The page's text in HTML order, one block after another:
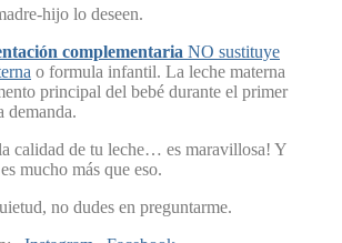
hijo lo deseen.
complementaria NO sustituye
o formula infantil. La leche materna
principal del bebé durante el primer
demanda.
calidad de tu leche… es maravillosa! Y
mucho más que eso.
no dudes en preguntarme.